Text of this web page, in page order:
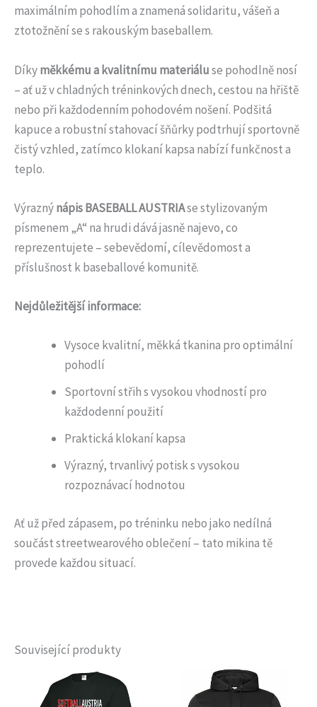
maximálním pohodlím a znamená solidaritu, vášeň a
ztotožnění se s rakouským baseballem.
Díkyměkkému a kvalitnímu materiáluse pohodlně nosí
– ať už v chladných tréninkových dnech, cestou na hřiště
nebo při každodenním pohodovém nošení. Podšitá
kapuce a robustní stahovací šňůrky podtrhují sportovně
čistý vzhled, zatímco klokaní kapsa nabízí funkčnost a
teplo.
Výraznýnápis BASEBALL AUSTRIAse stylizovaným
písmenem „A“ na hrudi dává jasně najevo, co
reprezentujete – sebevědomí, cílevědomost a
příslušnost k baseballové komunitě.
Nejdůležitější informace:
Vysoce kvalitní, měkká tkanina pro optimální
pohodlí
Sportovní střih s vysokou vhodností pro
každodenní použití
Praktická klokaní kapsa
Výrazný, trvanlivý potisk s vysokou
rozpoznávací hodnotou
Ať už před zápasem, po tréninku nebo jako nedílná
součást streetwearového oblečení – tato mikina tě
provede každou situací.
Související produkty